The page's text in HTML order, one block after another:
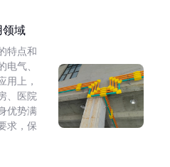
领域
特点和
电气、
用上，
、医院
优势满
求，保